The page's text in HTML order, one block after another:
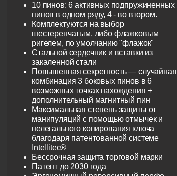
10 пинов: 6 активных подпружиненных
пинов в одном ряду, 4 - во втором.
Комплектуются на выбор
шестеренчатым, либо флажковым
ригелем, по умолчанию "флажок"
Стальной сердечник и вставки из
закаленной стали
Повышенная секретность — случайная
комбинация 3 боковых пинов в 6
возможных точках нахождения +
дополнительный магнитный пин
Максимальная степень защиты от
манипуляций с помощью отмычек и
нелегального копирования ключа
благодаря патентованной системе
Intellitec®
Бессрочная защита торговой марки
Патент до 2030 года